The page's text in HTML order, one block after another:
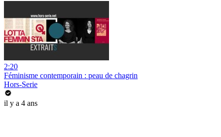
2:20
Féminisme contemporain : peau de chagrin
Hors-Serie
il y a 4 ans